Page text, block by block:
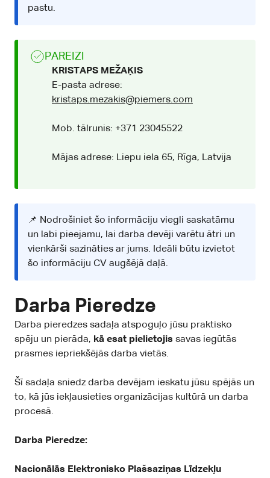
pastu.
PAREIZI
KRISTAPS MEŽAĶIS
E-pasta adrese:
kristaps.mezakis@piemers.com
Mob. tālrunis: +371 23045522
Mājas adrese: Liepu iela 65, Rīga, Latvija
📌 Nodrošiniet šo informāciju viegli saskatāmu
un labi pieejamu, lai darba devēji varētu ātri un
vienkārši sazināties ar jums. Ideāli būtu izvietot
šo informāciju CV augšējā daļā.
Darba Pieredze
Darba pieredzes sadaļa atspoguļo jūsu praktisko
spēju un pierāda, kā esat pielietojis savas iegūtās
prasmes iepriekšējās darba vietās.
Šī sadaļa sniedz darba devējam ieskatu jūsu spējās un
to, kā jūs iekļausieties organizācijas kultūrā un darba
procesā.
Darba Pieredze:
Nacionālās Elektronisko Plašsaziņas Līdzekļu